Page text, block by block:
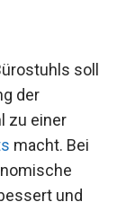
soll
der
zu einer
macht. Bei
und